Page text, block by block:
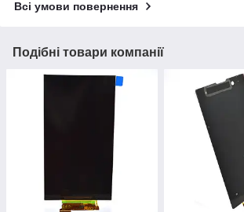
Всі умови повернення
Подібні товари компанії